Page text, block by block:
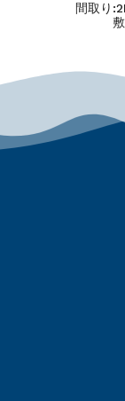
間取り: